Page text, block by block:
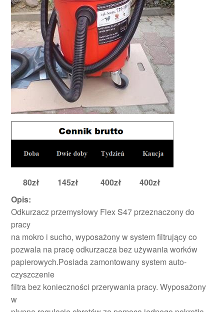
80zł 145zł 400zł 400zł
Opis:
Odkurzacz przemysłowy Flex S47 przeznaczony do
pracy
na mokro i sucho, wyposażony w system filtrujący co
pozwala na pracę odkurzacza bez używania worków
papierowych.Posiada zamontowany system auto-
czyszczenie
filtra bez konieczności przerywania pracy. Wyposażony
w